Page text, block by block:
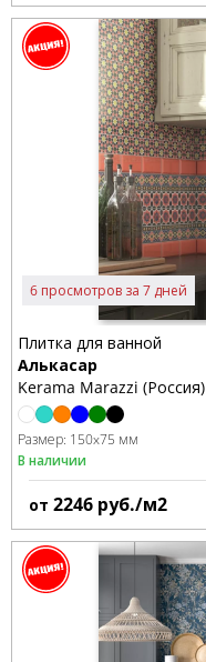
6 просмотров за 7 дней
Плитка для ванной
Алькасар
Kerama Marazzi (Россия)
Размер: 150x75 мм
В наличии
от 2246 руб./м2